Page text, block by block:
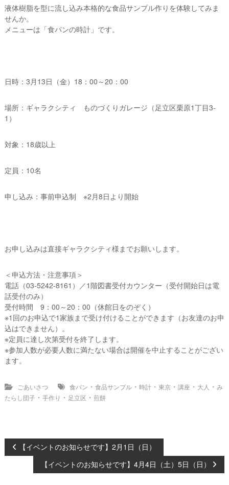
液体樹脂を型に流し込み本格的な食品サンプル作りを体験してみま
せんか。
メニューは「食パンの時計」です。
日時：3月13日（金）18：00～20：00
場所：ギャラクシティ ものづくりガレージ（足立区栗原1丁目3-
1）
対象：18歳以上
定員：10名
申し込み：事前申込制 ※2月8日より開始
お申し込みは直接ギャラクシティ様までお願いします。
＜申込方法・注意事項＞
電話（03-5242-8161）／1階図書受付カウンター（受付開始日は電
話受付のみ）
受付時間 9：00～20：00（休館日をのぞく）
※1回のお申込で1家族まで受け付けることができます（お友達のお申
込はできません）。
※定員に達し次第受付を終了します。
※参加人数が必要人数に満たない場合は開催を中止することがござい
ます。
ごあいさつ 食パン ・ 食品サンプル・ 時計・ 東京・ 講座 ・ 大人 ・ み
たらし団子・ 手作り ・ 足立区 ・ 煎餅
投
【イベントのお知らせです】2月1日（日）
【イベントのお知らせです】4月4日（土）5日（日）